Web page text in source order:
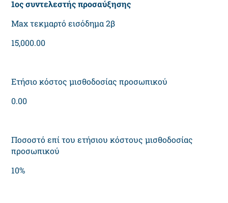
1ος συντελεστής προσαύξησης
Max τεκμαρτό εισόδημα 2β
15,000.00
Ετήσιο κόστος μισθοδοσίας προσωπικού
0.00
Ποσοστό επί του ετήσιου κόστους μισθοδοσίας
προσωπικού
10%